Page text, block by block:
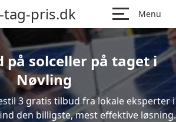
tag-pris.dk Menu
på solceller på taget i
Nøvling
3 gratis tilbud fra lokale eksperter i
den billigste, mest effektive løsning.